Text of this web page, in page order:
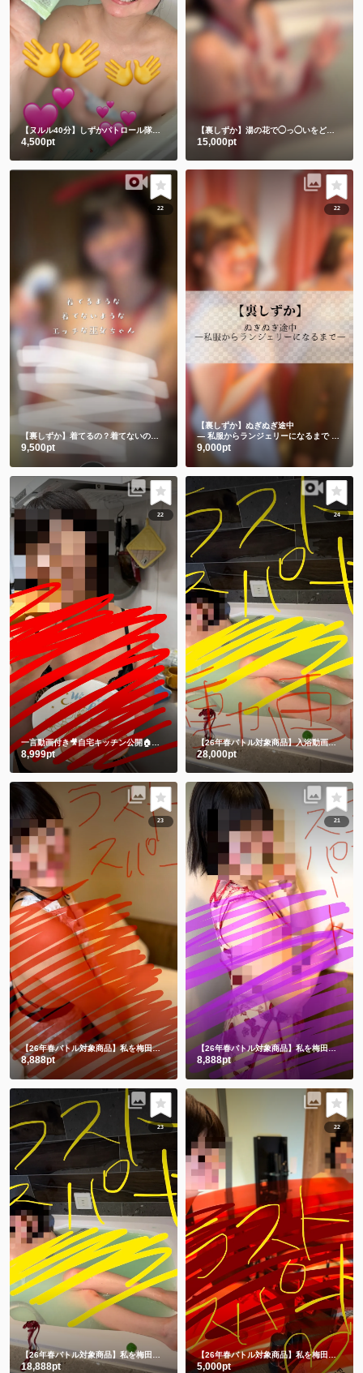
【ヌルル40分】しずかパトロール隊集合🚨
4,500pt 15,000pt
22
【裏しずか】着てるの？着てないの？エッチな巫女ちゃん
9,500pt
22
【裏しずか】ぬぎぬぎ途中
― 私服からランジェリーになるまで ―🫣💕
9,000pt
22
8,999pt
24
【26年春バトル対象商品】入浴動画㊙️チャイナドレスでLUSHバスボム💕生ぬぎ🫣
28,000pt
23
【26年春バトル対象商品】私を梅田に連れてって💕 何も隠れてない😂メイドだよー❤️
8,888pt
21
【26年春バトル対象商品】私を梅田に連れてって💗
8,888pt
23
チャイナドレス入浴🛀からの生脱ぎ🫣㊙️
18,888pt
22
【26年春バトル対象商品】私を梅田に連れてって💗
5,000pt